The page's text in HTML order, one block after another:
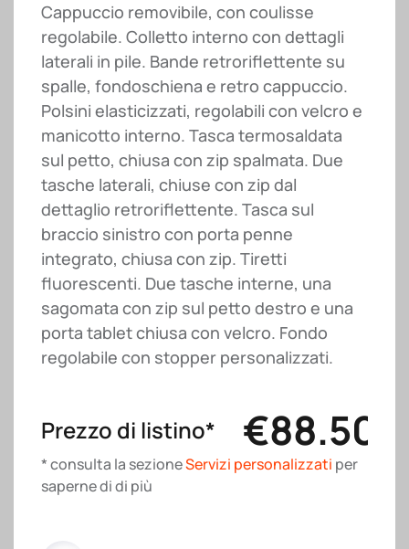
Cappuccio removibile, con coulisse
regolabile. Colletto interno con dettagli
laterali in pile. Bande retroriflettente su
spalle, fondoschiena e retro cappuccio.
Polsini elasticizzati, regolabili con velcro e
manicotto interno. Tasca termosaldata
sul petto, chiusa con zip spalmata. Due
tasche laterali, chiuse con zip dal
dettaglio retroriflettente. Tasca sul
braccio sinistro con porta penne
integrato, chiusa con zip. Tiretti
fluorescenti. Due tasche interne, una
sagomata con zip sul petto destro e una
porta tablet chiusa con velcro. Fondo
regolabile con stopper personalizzati.
Prezzo di listino* €88.50
* consulta la sezioneServizi personalizzati per
saperne di di più